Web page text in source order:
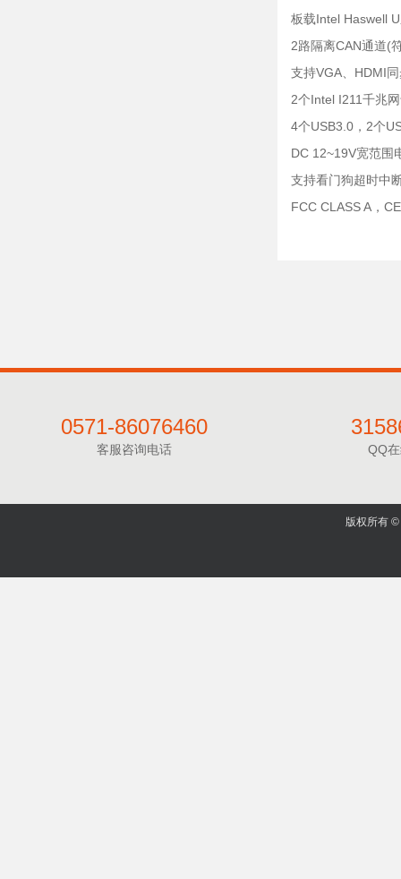
板载Intel Haswell
2路隔离CAN通道(
支持VGA、HDMI
2个Intel I211千兆
4个USB3.0，2个
DC 12~19V宽范围
支持看门狗超时中
FCC CLASS A，
0571-86076460
客服咨询电话 QQ
版权所有